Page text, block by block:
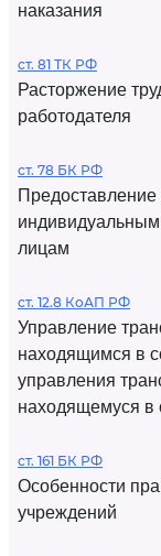
наказания
ст. 81 ТК РФ
Расторжение
работодателя
ст. 78 БК РФ
лицам
ст. 12.8 КоАП РФ
Управление
находящимся в
управления
находящемуся в
ст. 161 БК РФ
Особенности
учреждений